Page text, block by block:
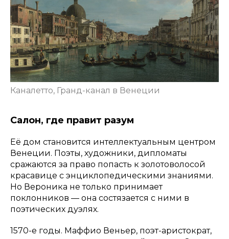
Каналетто, Гранд-канал в Венеции
Салон, где правит разум
Её дом становится интеллектуальным центром
Венеции. Поэты, художники, дипломаты
сражаются за право попасть к золотоволосой
красавице с энциклопедическими знаниями.
Но Вероника не только принимает
поклонников — она состязается с ними в
поэтических дуэлях.
1570-е годы. Маффио Веньер, поэт-аристократ,